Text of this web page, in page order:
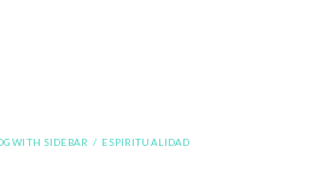
WITH SIDEBAR ESPIRITUALIDAD